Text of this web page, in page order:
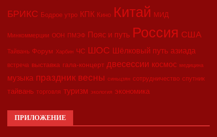
БРИКС Бодрое утро КПК Кино Китай МИД
Минкоммерции ООН ПМЭФ Пояс и путь Россия США
Тайвань Форум Харбин ЧС ШОС Шёлковый путь азиада
встреча выставка гала-концерт двесессии космос медицина
музыка праздник весны синьцзян сотрудничество спутник
тайвань торговля туризм экология экономика
ПРИЛОЖЕНИЕ